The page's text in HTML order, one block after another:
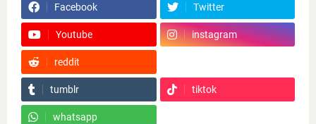
Facebook Twitter
Youtube instagram
reddit
tumblr tiktok
whatsapp